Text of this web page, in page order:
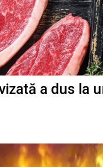
a dus la